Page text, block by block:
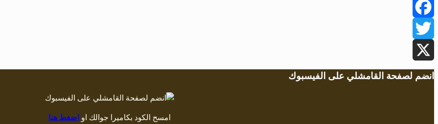
Facebook
Twitter
X
انضم لصفحة القامشلي على الفيسبوك
امسح الكود بكاميرا جوالك او اضغط هنا